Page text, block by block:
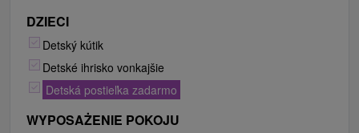
DZIECI
Detský kútik
Detské ihrisko vonkajšie
Detská postieľka zadarmo
WYPOSAŻENIE POKOJU